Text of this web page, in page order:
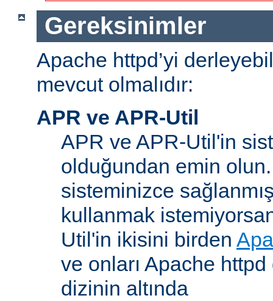
Gereksinimler
Apache httpd’yi
mevcut olmalıdır:
APR ve APR-Util
APR ve APR-Util'in
olduğundan emin
sisteminizce
kullanmak
Util'in ikisini birden
ve onları Apache httpd
dizinin altında